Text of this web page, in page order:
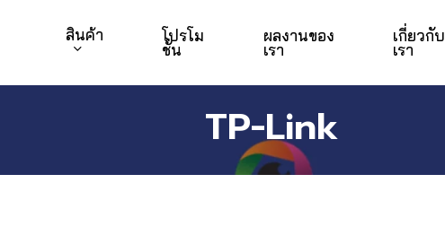
สินค้า โปรโม
ชั่น
ผลงานของ
เรา
เกี่ยวกับ
เรา
TP-Link